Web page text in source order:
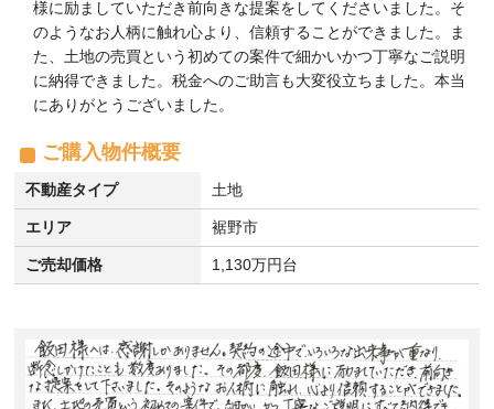
様に励ましていただき前向きな提案をしてくださいました。そ
のようなお人柄に触れ心より、信頼することができました。ま
た、土地の売買という初めての案件で細かいかつ丁寧なご説明
に納得できました。税金へのご助言も大変役立ちました。本当
にありがとうございました。
ご購入物件概要
不動産タイプ 土地
エリア 裾野市
ご売却価格 1,130万円台